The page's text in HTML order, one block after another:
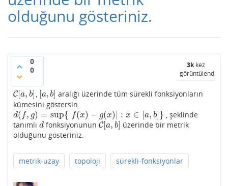
olduğunu gösteriniz.
0
0
3kkez
görüntülendi
C[a, b]
C[ a,b] , [a, b]
a,b] aralığı üzerinde tüm sürekli fonksiyonların
kümesini göstersin.
d( f, g) = sup{| f(x) − g(x)| : x ∈ [a, b]}
d(f ,g) =sup{ |f(x)− (x)|:x ∈[ a,b]}
, şeklinde
tanımlı d
dfonksiyonunun C[a, b]
C[ a,b] üzerinde bir metrik
olduğunu gösteriniz.
metrik-uzay topoloji sürekli-fonksiyonlar